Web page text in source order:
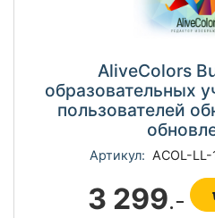
AliveColors
образовательных
пользователей
Артикул: ACOL-
3 299.-